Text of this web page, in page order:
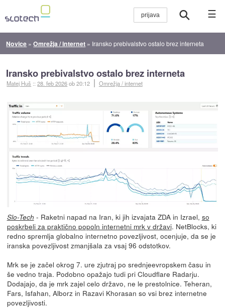
☰
Novice »Omrežja / internet » Iransko prebivalstvo ostalo brez interneta
Iransko prebivalstvo ostalo brez interneta
Matej Huš ::28. feb 2026ob 20:12 Omrežja / internet
Slo-Tech - Raketni napad na Iran, ki jih izvajata ZDA in Izrael, so
poskrbeli za praktično popoln internetni mrk v državi. NetBlocks, ki
redno spremlja globalno internetno povezljivost, ocenjuje, da se je
iranska povezljivost zmanjšala za vsaj 96 odstotkov.
Mrk se je začel okrog 7. ure zjutraj po srednjeevropskem času in
še vedno traja. Podobno opažajo tudi pri Cloudflare Radarju.
Dodajajo, da je mrk zajel celo državo, ne le prestolnice. Teheran,
Fars, Isfahan, Alborz in Razavi Khorasan so vsi brez internetne
povezljivosti.